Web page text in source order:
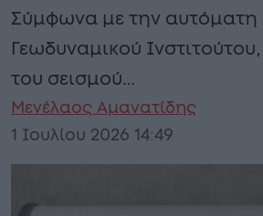
Σύμφωνα με την αυτόματη
Γεωδυναμικού
του σεισμού…
Μενέλαος Αμανατίδης
1 Ιουλίου 2026 14:49